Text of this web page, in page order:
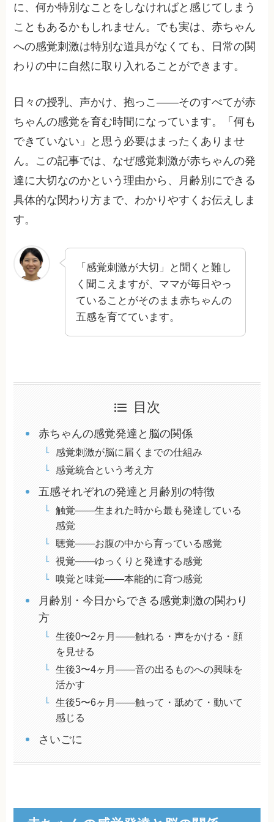
に、何か特別なことをしなければと感じてしまう
こともあるかもしれません。でも実は、赤ちゃん
への感覚刺激は特別な道具がなくても、日常の関
わりの中に自然に取り入れることができます。
日々の授乳、声かけ、抱っこ——そのすべてが赤
ちゃんの感覚を育む時間になっています。「何も
できていない」と思う必要はまったくありませ
ん。この記事では、なぜ感覚刺激が赤ちゃんの発
達に大切なのかという理由から、月齢別にできる
具体的な関わり方まで、わかりやすくお伝えしま
す。
「感覚刺激が大切」と聞くと難し
く聞こえますが、ママが毎日やっ
ていることがそのまま赤ちゃんの
五感を育てています。
目次
赤ちゃんの感覚発達と脳の関係
感覚刺激が脳に届くまでの仕組み
感覚統合という考え方
五感それぞれの発達と月齢別の特徴
触覚——生まれた時から最も発達している
感覚
聴覚——お腹の中から育っている感覚
視覚——ゆっくりと発達する感覚
嗅覚と味覚——本能的に育つ感覚
月齢別・今日からできる感覚刺激の関わり
方
生後0〜2ヶ月——触れる・声をかける・顔
を見せる
生後3〜4ヶ月——音の出るものへの興味を
活かす
生後5〜6ヶ月——触って・舐めて・動いて
感じる
さいごに